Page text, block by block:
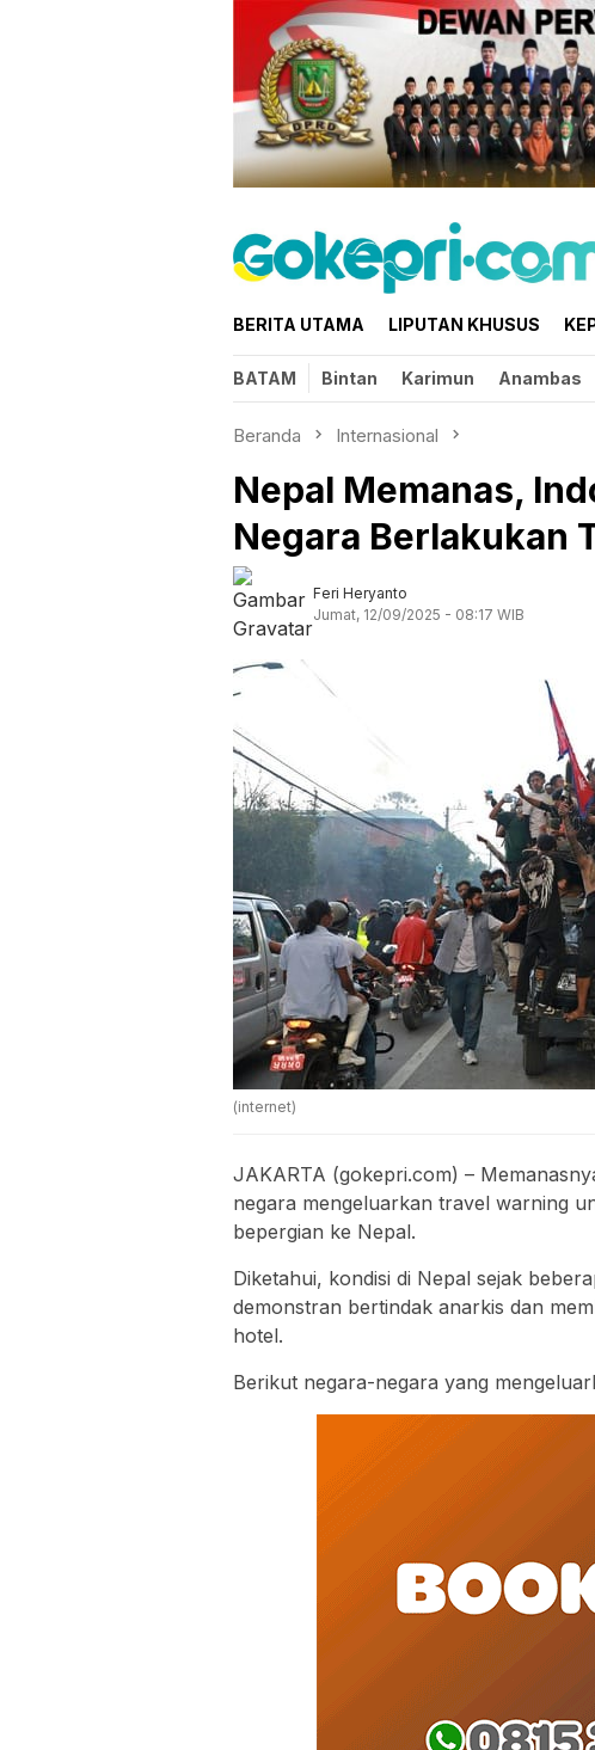
BERITA UTAMA LIPUTAN KHUSUS
BATAM Bintan Karimun Anambas
Beranda Internasional
Nepal Memanas,
Negara Berlakukan
Feri Heryanto
Jumat, 12/09/2025 - 08:17 WIB
(internet)
JAKARTA (gokepri.com) –
negara mengeluarkan travel warning
bepergian ke Nepal.
Diketahui, kondisi di Nepal sejak
demonstran bertindak anarkis dan
hotel.
Berikut negara-negara yang